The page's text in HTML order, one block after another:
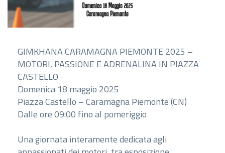
GIMKHANA CARAMAGNA PIEMONTE 2025 –
MOTORI, PASSIONE E ADRENALINA IN PIAZZA
CASTELLO
Domenica 18 maggio 2025
Piazza Castello – Caramagna Piemonte (CN)
Dalle ore 09:00 fino al pomeriggio
Una giornata interamente dedicata agli